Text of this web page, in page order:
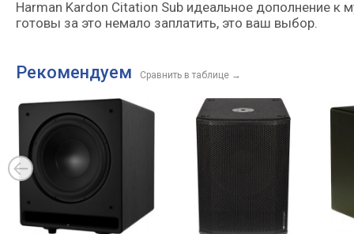
Harman Kardon Citation Sub идеальное дополнение к
готовы за это немало заплатить, это ваш выбор.
Рекомендуем Сравнить в таблице →